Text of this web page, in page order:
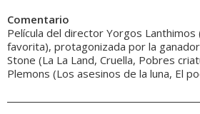
Comentario
Película del director Yorgos
favorita), protagonizada por la
Stone (La La Land, Cruella, Pobres
Plemons (Los asesinos de la luna, El